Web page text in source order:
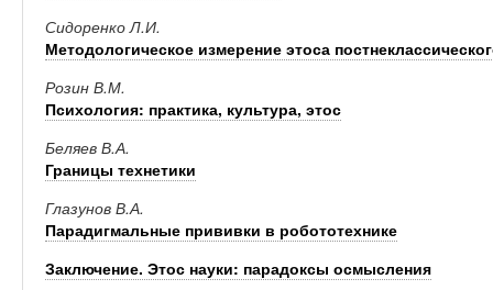
Сидоренко Л.И.
Методологическое измерение этоса
Розин В.М.
Психология: практика, культура, этос
Беляев В.А.
Границы технетики
Глазунов В.А.
Парадигмальные прививки в робототехнике
Заключение. Этос науки: парадоксы осмысления